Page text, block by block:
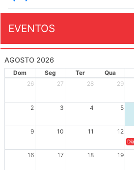
EVENTOS
AGOSTO 2026
Dom Seg Ter Qua
26
27 28 29
2 3 4 5
9 10 11 12
16 17 18 19